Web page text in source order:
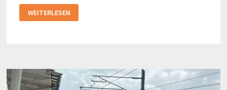
UND
EINREISE
WEITERLESEN